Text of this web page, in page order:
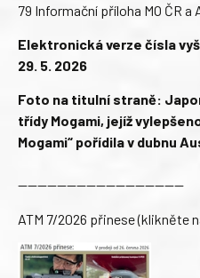
79 Informační příloha MO ČR a
Elektronická verze čísla
29. 5. 2026
Foto na titulní straně:
třídy Mogami, jejíž
Mogami“ pořídila v dubnu
—————————————————
ATM 7/2026 přinese (klikněte